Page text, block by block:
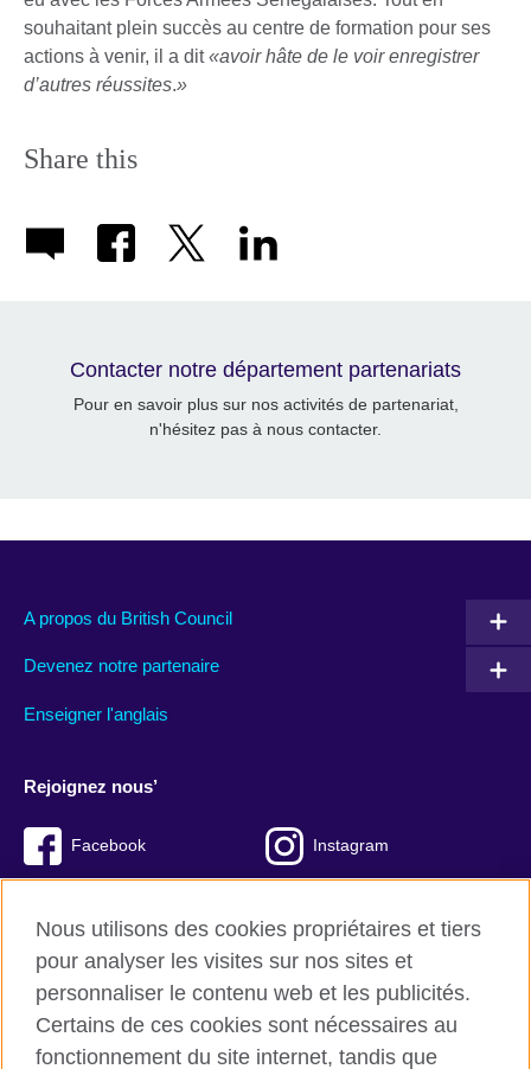
souhaitant plein succès au centre de formation pour ses
actions à venir, il a dit«avoir hâte de le voir enregistrer
d’autres réussites.»
Share this
Contacter notre département partenariats
Pour en savoir plus sur nos activités de partenariat,
n'hésitez pas à nous contacter.
A propos du British Council
Devenez notre partenaire
Enseigner l'anglais
Rejoignez nous’
Facebook Instagram
Nous utilisons des cookies propriétaires et tiers
pour analyser les visites sur nos sites et
personnaliser le contenu web et les publicités.
Certains de ces cookies sont nécessaires au
fonctionnement du site internet, tandis que